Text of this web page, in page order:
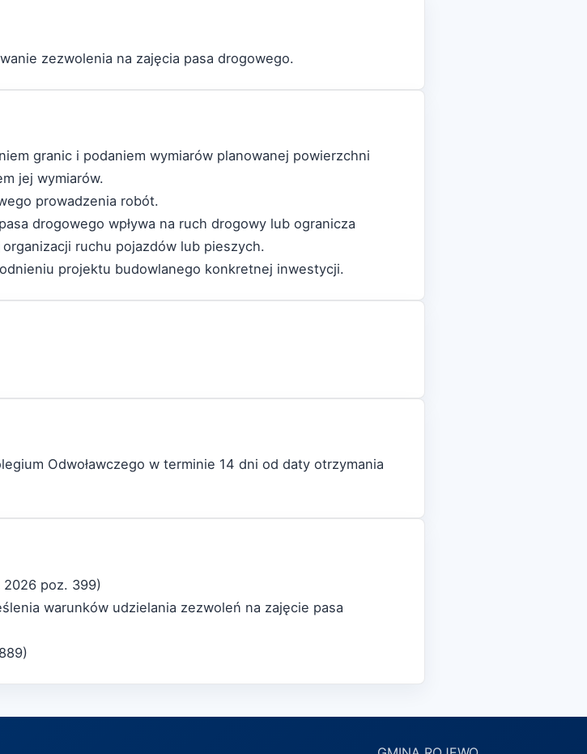
zezwolenia na zajęcia pasa drogowego.
granic i podaniem wymiarów planowanej powierzchni
jej wymiarów.
prowadzenia robót.
drogowego wpływa na ruch drogowy lub ogranicza
ruchu pojazdów lub pieszych.
projektu budowlanego konkretnej inwestycji.
Odwoławczego w terminie 14 dni od daty otrzymania
2026 poz. 399)
warunków udzielania zezwoleń na zajęcie pasa